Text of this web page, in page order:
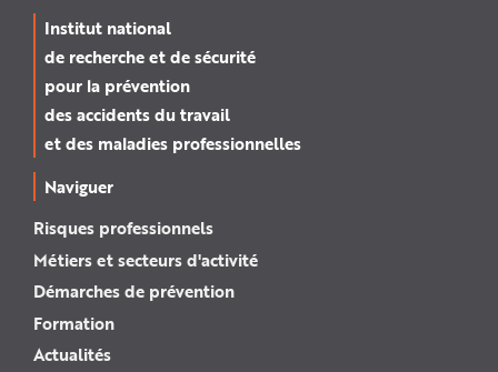
Institut national
de recherche et de sécurité
pour la prévention
des accidents du travail
et des maladies professionnelles
Naviguer
Risques professionnels
Métiers et secteurs d'activité
Démarches de prévention
Formation
Actualités